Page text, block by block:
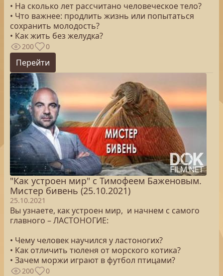
• На сколько лет рассчитано человеческое тело?
• Что важнее: продлить жизнь или попытаться
сохранить молодость?
• Как жить без желудка?
200 0
Перейти
"Как устроен мир" с Тимофеем Баженовым.
Мистер бивень (25.10.2021)
25.10.2021
Вы узнаете, как устроен мир, и начнем с самого
главного – ЛАСТОНОГИЕ:
• Чему человек научился у ластоногих?
• Как отличить тюленя от морского котика?
• Зачем моржи играют в футбол птицами?
200 0